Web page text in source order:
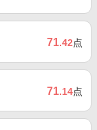
71.42点
71.14点